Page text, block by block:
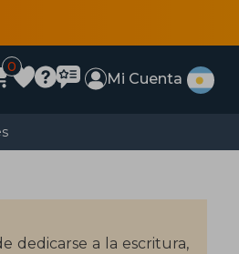
0
Mi Cuenta
dedicarse a la escritura,